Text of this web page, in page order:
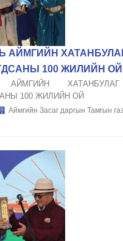
АЙМГИЙН
100 ЖИЛИЙН ОЙ
АЙМГИЙН
100 ЖИЛИЙН ОЙ
Аймгийн Засаг даргын Тамгын